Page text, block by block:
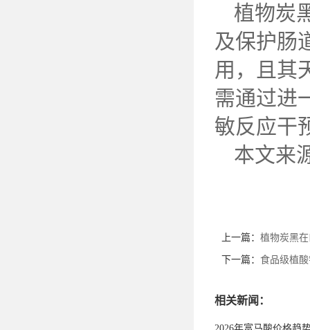
植物炭
及保护肠
用，且其
需通过进
敏反应干
本文来
上一篇： 植物炭黑
下一篇： 食品级植
相关新闻：